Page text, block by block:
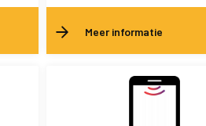
Meer informatie